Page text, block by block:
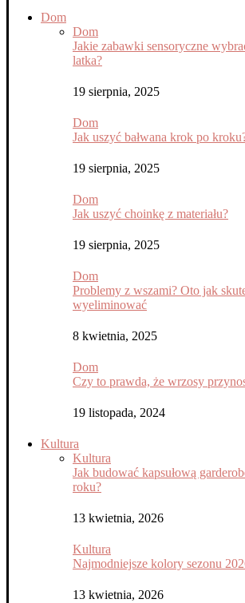
Dom
Dom
Jakie zabawki sensoryczne
latka?
19 sierpnia, 2025
Dom
Jak uszyć bałwana krok po
19 sierpnia, 2025
Dom
Jak uszyć choinkę z materiału?
19 sierpnia, 2025
Dom
Problemy z wszami? Oto jak
wyeliminować
8 kwietnia, 2025
Dom
Czy to prawda, że wrzosy
19 listopada, 2024
Kultura
Kultura
Jak budować kapsułową
roku?
13 kwietnia, 2026
Kultura
Najmodniejsze kolory sezonu
13 kwietnia, 2026